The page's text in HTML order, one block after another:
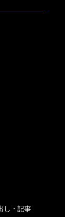
し・記事